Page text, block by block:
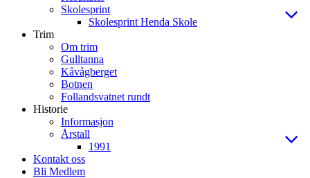
Skolesprint
Skolesprint Henda Skole
Trim
Om trim
Gulltanna
Kåvågberget
Botnen
Follandsvatnet rundt
Historie
Informasjon
Årstall
1991
Kontakt oss
Bli Medlem